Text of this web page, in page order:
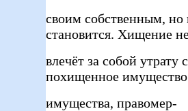
своим собственным,
становится. Хищение
влечёт за собой утрату
похищенное
имущества, правомер-